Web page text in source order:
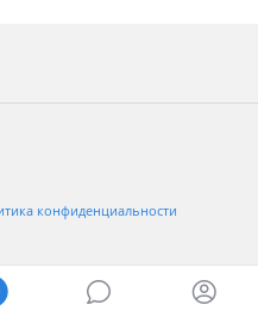
конфиденциальности